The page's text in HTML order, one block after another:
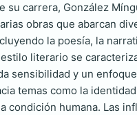
su carrera, González
obras que abarcan
la poesía, la
literario se
sensibilidad y un enfoque
temas como la
condición humana. Las